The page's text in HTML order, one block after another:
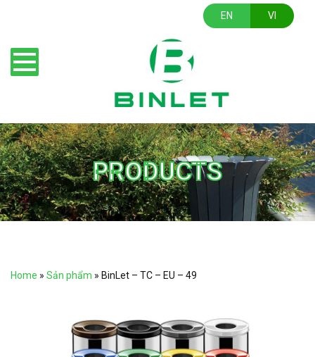
EN VI
PRODUCTS
Home » Sản phẩm » BinLet – TC – EU – 49